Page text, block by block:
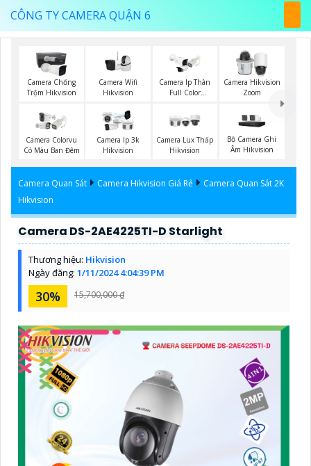
CÔNG TY CAMERA QUẬN 6
Camera Chống
Trộm Hikvision
Camera Wifi
Hikvision
Camera Ip Thân
Full Color
Camera Hikvision
Zoom
Camera Colorvu
Có Màu Ban Đêm
Camera Ip 3k
Hikvision
Camera Lux Thấp
Hikvision
Bộ Camera Ghi
Âm Hikvision
Camera Quan Sát Camera Hikvision Giá Rẻ
Camera Quan Sát 2K
Hikvision
Camera DS-2AE4225TI-D Starlight
Thương hiệu: Hikvision
Ngày đăng: 1/11/2024 4:04:39 PM
30% 15,700,000 ₫